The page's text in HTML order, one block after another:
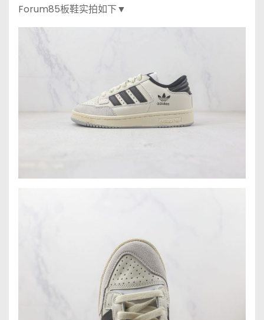
Forum85板鞋实拍如下▼